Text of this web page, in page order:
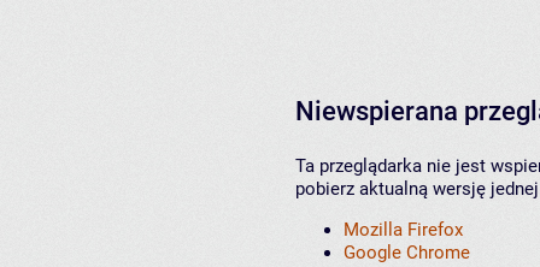
Niewspierana
Ta przeglądarka nie jest
pobierz aktualną wersję
Mozilla Firefox
Google Chrome